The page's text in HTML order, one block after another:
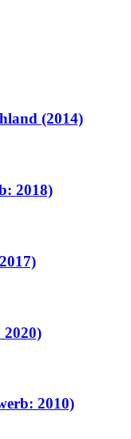
(2014)
2018)
2020)
2010)